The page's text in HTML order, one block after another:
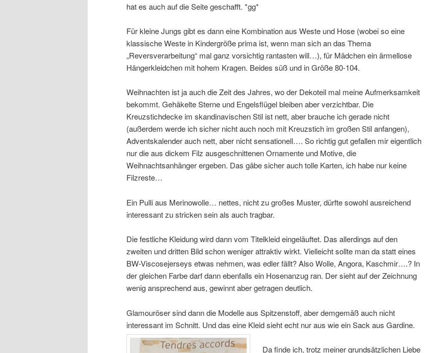
hat es auch auf die Seite geschafft. *gg*
Für kleine Jungs gibt es dann eine Kombination aus Weste und Hose (wobei so eine
klassische Weste in Kindergröße prima ist, wenn man sich an das Thema
„Reversverarbeitung“ mal ganz vorsichtig rantasten will…), für Mädchen ein ärmellose
Hängerkleidchen mit hohem Kragen. Beides süß und in Größe 80-104.
Weihnachten ist ja auch die Zeit des Jahres, wo der Dekoteil mal meine Aufmerksamkeit
bekommt. Gehäkelte Sterne und Engelsflügel bleiben aber verzichtbar. Die
Kreuzstichdecke im skandinavischen Stil ist nett, aber brauche ich gerade nicht
(außerdem werde ich sicher nicht auch noch mit Kreuzstich im großen Stil anfangen),
Adventskalender auch nett, aber nicht sensationell…. So richtig gut gefallen mir eigentlich
nur die aus dickem Filz ausgeschnittenen Ornamente und Motive, die
Weihnachtsanhänger ergeben. Das gäbe sicher auch tolle Karten, ich habe nur keine
Filzreste…
Ein Pulli aus Merinowolle… nettes, nicht zu großes Muster, dürfte sowohl ausreichend
interessant zu stricken sein als auch tragbar.
Die festliche Kleidung wird dann vom Titelkleid eingeläuftet. Das allerdings auf den
zweiten und dritten Bild schon weniger attraktiv wirkt. Vielleicht sollte man da statt eines
BW-Viscosejerseys etwas nehmen, was edler fällt? Also Wolle, Angora, Kaschmir….? In
der gleichen Farbe darf dann ebenfalls ein Hosenanzug ran. Der sieht auf der Zeichnung
wenig ansprechend aus, gewinnt aber getragen deutlich.
Glamouröser sind dann die Modelle aus Spitzenstoff, aber demgemäß auch nicht
interessant im Schnitt. Und das eine Kleid sieht echt nur aus wie ein Sack aus Gardine.
Da finde ich, trotz meiner grundsätzlichen Liebe